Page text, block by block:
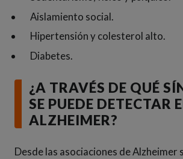
Aislamiento social.
Hipertensión y colesterol alto.
Diabetes.
¿A TRAVÉS DE QUÉ
SE PUEDE DETECTAR
ALZHEIMER?
Desde las asociaciones de Alzheimer